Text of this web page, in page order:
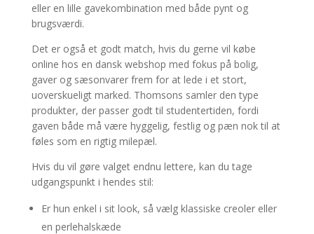
eller en lille gavekombination med både pynt og
brugsværdi.
Det er også et godt match, hvis du gerne vil købe
online hos en dansk webshop med fokus på bolig,
gaver og sæsonvarer frem for at lede i et stort,
uoverskueligt marked. Thomsons samler den type
produkter, der passer godt til studentertiden, fordi
gaven både må være hyggelig, festlig og pæn nok til at
føles som en rigtig milepæl.
Hvis du vil gøre valget endnu lettere, kan du tage
udgangspunkt i hendes stil:
Er hun enkel i sit look, så vælg klassiske creoler eller
en perlehalskæde